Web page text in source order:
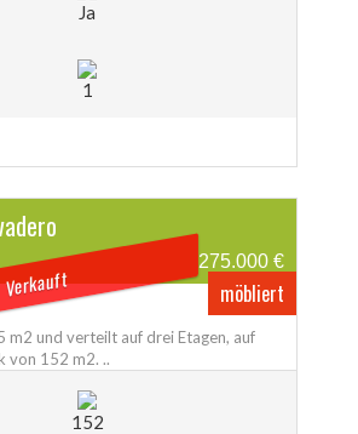
Ja
1
275.000 €
möbliert
Verkauft
m2 und verteilt auf drei Etagen, auf
von 152 m2. ..
152